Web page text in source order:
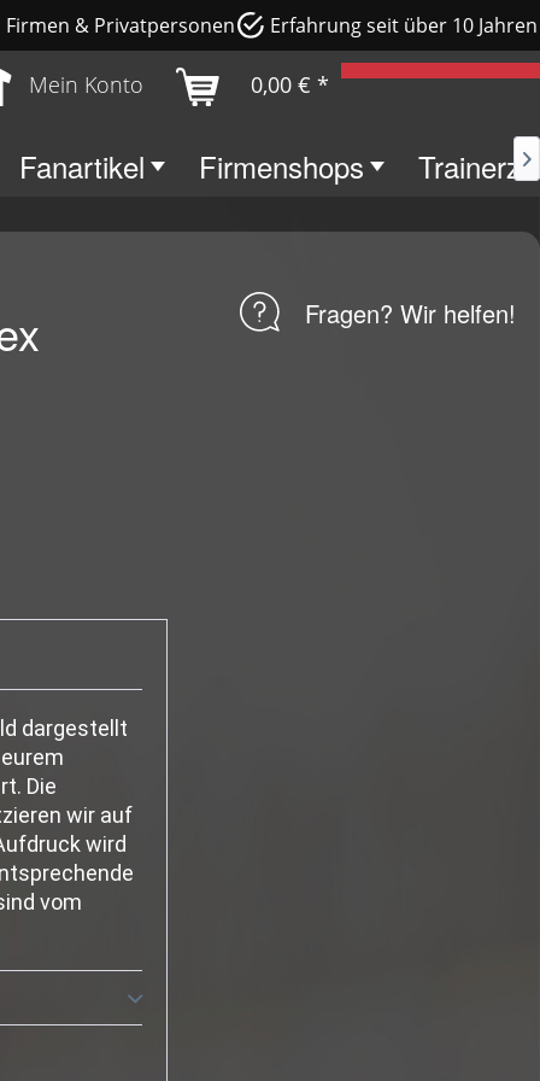
& Privatpersonen Erfahrung seit über 10 Jahren
Mein Konto 0,00 € *
Fanartikel Firmenshops 
Fragen? Wir helfen!
dargestellt
Die
wir auf
wird
vom